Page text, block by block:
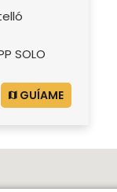
SOLO
GUÍAME